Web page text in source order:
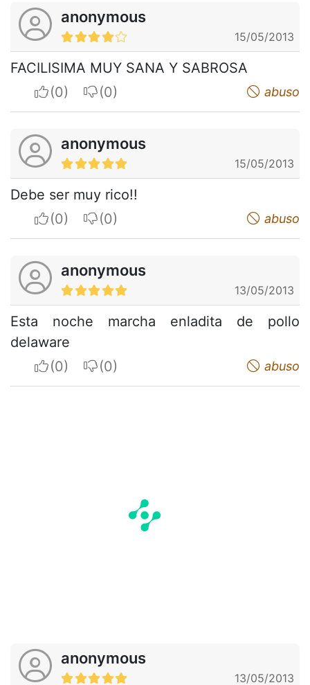
anonymous
15/05/2013
FACILISIMA MUY SANA Y SABROSA
I apreciateI do not appreciate abuso
anonymous
15/05/2013
Debe ser muy rico!!
I apreciateI do not appreciate abuso
anonymous
13/05/2013
Esta noche marcha enladita de pollo
delaware
I apreciateI do not appreciate abuso
anonymous
13/05/2013